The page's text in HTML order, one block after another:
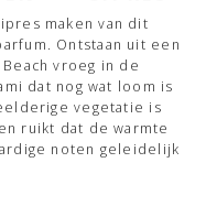
maken van dit
Ontstaan uit een
vroeg in de
dat nog wat loom is
vegetatie is
ruikt dat de warmte
noten geleidelijk